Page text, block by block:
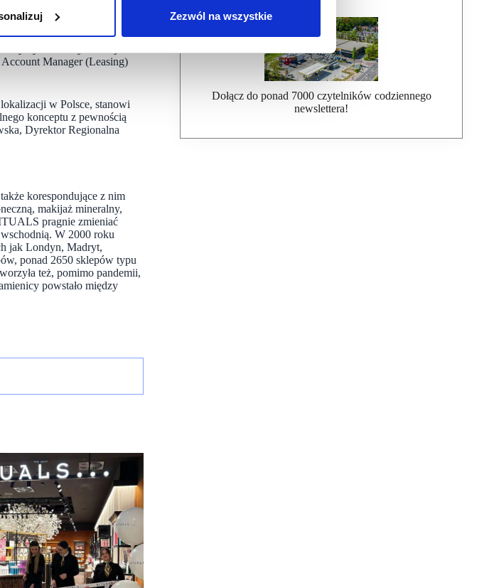
Zezwól na wszystkie
W portfolio ECE
na dalszy rozwój
Manager (Leasing)
w Polsce, stanowi
konceptu z pewnością
Dyrektor Regionalna
korespondujące z nim
makijaż mineralny,
pragnie zmieniać
W 2000 roku
jak Londyn, Madryt,
ponad 2650 sklepów typu
też, pomimo pandemii,
powstało między
Dołącz do ponad 7000 czytelników codziennego
newslettera!